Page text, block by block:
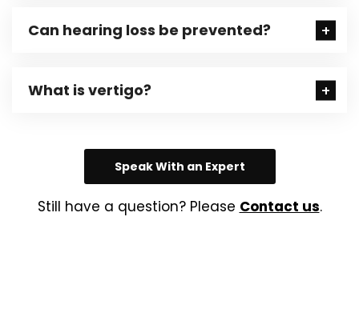
Can hearing loss be prevented?
What is vertigo?
Speak With an Expert
Still have a question? Please Contact us.